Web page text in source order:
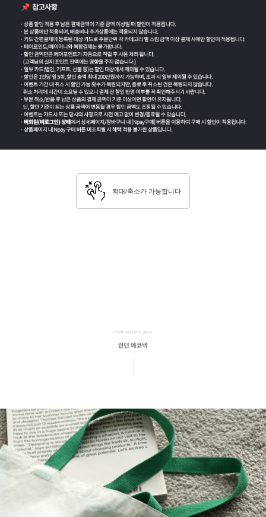
확대/축소가 가능합니다